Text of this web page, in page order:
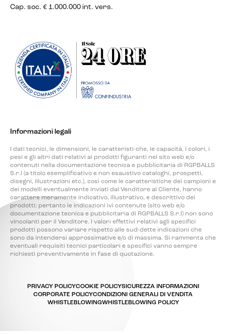
Cap. soc. € 1.000.000 int. vers.
Informazioni legali
I dati tecnici, le dimensioni, le caratteristi-che, le capacità, i colori, i
pesi e gli altri dati relativi ai prodotti figuranti nel sito web e/o
contenuti nella documentazione tecnica e pubblicitaria di RGPBALLS
S.r.l (a titolo esemplificativo e non esaustivo cataloghi, prospetti,
disegni, illustrazioni etc.), così come le caratteristiche dei campioni e
dei modelli eventualmente inviati dal Venditore al Cliente, hanno
carattere meramente indicativo, illustrativo, e descrittivo dei
prodotti; pertanto le indicazioni ivi contenute (sito web e/o
documentazione tecnica e pubblicitaria di RGPBALLS S.r.l) non sono
vincolanti per il Venditore. I valori effettivi relativi agli specifici
prodotti possono variare rispetto alle sud-dette indicazioni che
sono da intendersi approssimative e/o di massima. Si rammenta che
eventuali requisiti tecnici particolari e specifici vanno sempre
richiesti preventivamente in fase di quotazione.
PRIVACY POLICYCOOKIE POLICYSICUREZZA INFORMAZIONI
CORPORATE POLICYCONDIZIONI GENERALI DI VENDITA
WHISTLEBLOWINGWHISTLEBLOWING POLICY